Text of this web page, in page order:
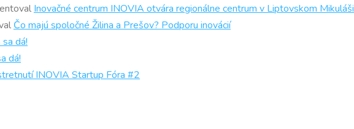
Inovačné centrum INOVIA otvára regionálne centrum v Liptovskom Mikuláši
Čo majú spoločné Žilina a Prešov? Podporu inovácií
dá!
dá!
INOVIA Startup Fóra #2